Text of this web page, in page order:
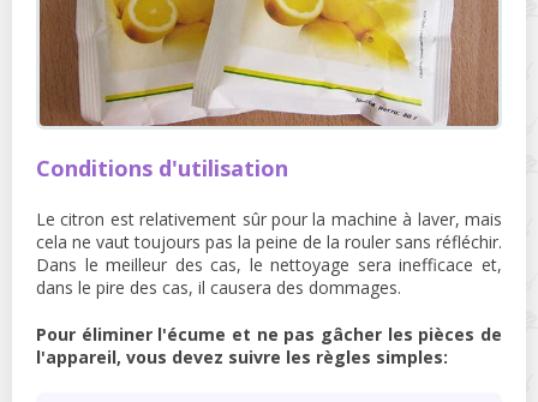
Conditions d'utilisation
Le citron est relativement sûr pour la machine à laver, mais
cela ne vaut toujours pas la peine de la rouler sans réfléchir.
Dans le meilleur des cas, le nettoyage sera inefficace et,
dans le pire des cas, il causera des dommages.
Pour éliminer l'écume et ne pas gâcher les pièces de
l'appareil, vous devez suivre les règles simples: